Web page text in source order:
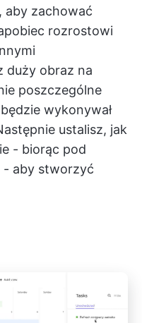
aby zachować
rozrostowi
duży obraz na
poszczególne
wykonywał
ustalisz, jak
- biorąc pod
- aby stworzyć